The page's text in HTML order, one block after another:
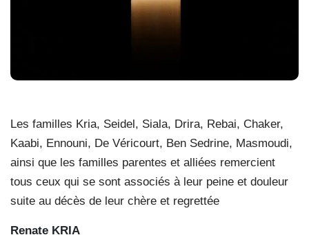
Les familles Kria, Seidel, Siala, Drira, Rebai, Chaker,
Kaabi, Ennouni, De Véricourt, Ben Sedrine, Masmoudi,
ainsi que les familles parentes et alliées remercient
tous ceux qui se sont associés à leur peine et douleur
suite au décès de leur chère et regrettée
Renate KRIA